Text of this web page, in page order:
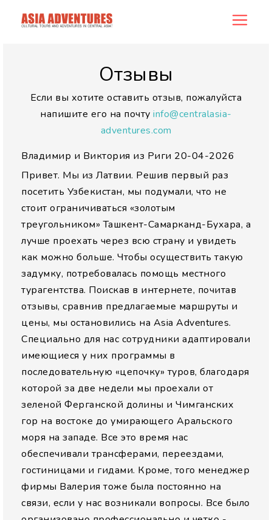
allreview
Отзывы
Если вы хотите оставить отзыв, пожалуйста
напишите его на почтуinfo@centralasia-
adventures.com
Владимир и Виктория из Риги 20-04-2026
Привет. Мы из Латвии. Решив первый раз
посетить Узбекистан, мы подумали, что не
стоит ограничиваться «золотым
треугольником» Ташкент-Самарканд-Бухара, а
лучше проехать через всю страну и увидеть
как можно больше. Чтобы осуществить такую
задумку, потребовалась помощь местного
турагентства. Поискав в интернете, почитав
отзывы, сравнив предлагаемые маршруты и
цены, мы остановились на Asia Adventures.
Специально для нас сотрудники адаптировали
имеющиеся у них программы в
последовательную «цепочку» туров, благодаря
которой за две недели мы проехали от
зеленой Ферганской долины и Чимганских
гор на востоке до умирающего Аральского
моря на западе. Все это время нас
обеспечивали трансферами, переездами,
гостиницами и гидами. Кроме, того менеджер
фирмы Валерия тоже была постоянно на
связи, если у нас возникали вопросы. Все было